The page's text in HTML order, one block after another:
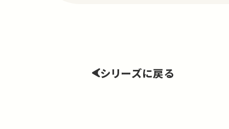
シリーズに戻る